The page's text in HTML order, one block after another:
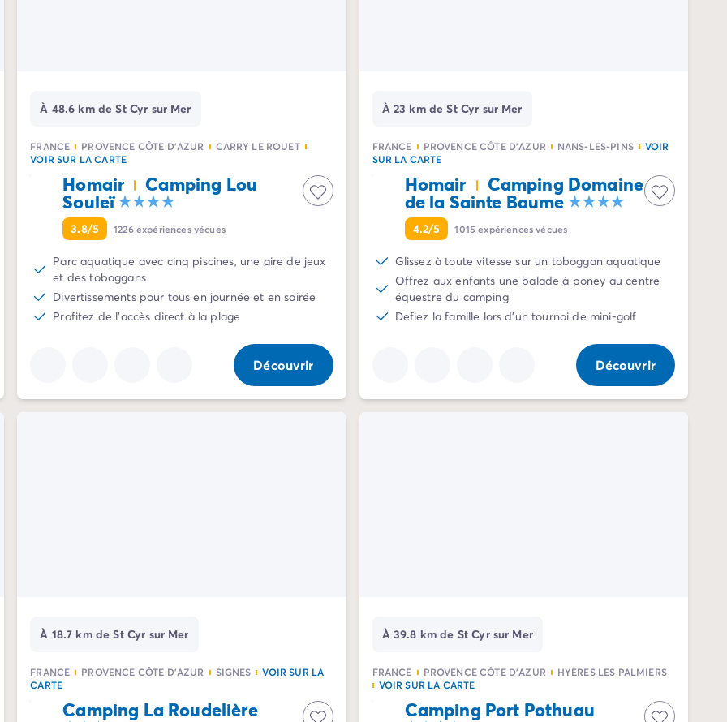
À 48.6 km de St Cyr sur Mer
FRANCE PROVENCE CÔTE D'AZUR
CARRY LE ROUET
VOIR SUR LA CARTE
Homair Camping Lou
Souleï
3.8/5 1226expériences vécues
Parc aquatique avec cinq piscines, une aire de jeux
et des toboggans
Divertissements pour tous en journée et en soirée
Profitez de l'accès direct à la plage
Découvrir
À 23 km de St Cyr sur Mer
FRANCE PROVENCE CÔTE D'AZUR NANS-LES-PINS
VOIR
SUR LA CARTE
Homair Camping Domaine
de la Sainte Baume
4.2/5 1015expériences vécues
Glissez à toute vitesse sur un toboggan aquatique
Offrez aux enfants une balade à poney au centre
équestre du camping
Defiez la famille lors d'un tournoi de mini-golf
Découvrir
À 18.7 km de St Cyr sur Mer
FRANCE PROVENCE CÔTE D'AZUR SIGNES
VOIR SUR LA
CARTE
Camping La Roudelière
À 39.8 km de St Cyr sur Mer
FRANCE PROVENCE CÔTE D'AZUR
HYÈRES LES PALMIERS
VOIR SUR LA CARTE
Camping Port Pothuau